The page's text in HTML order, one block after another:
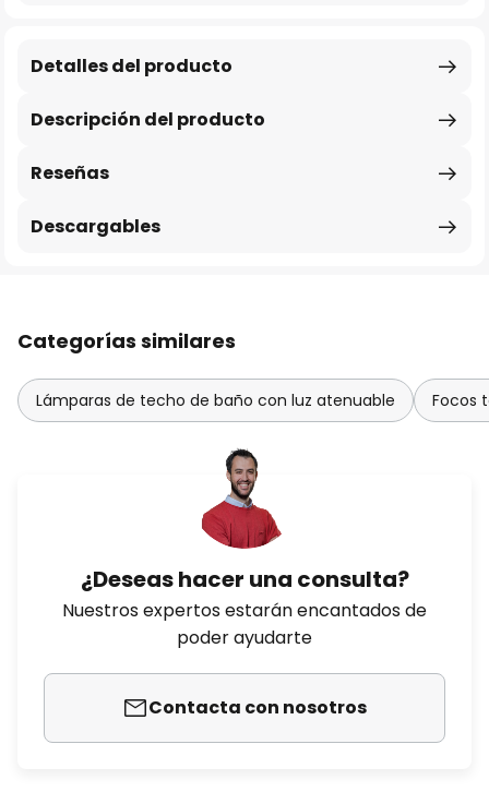
Descripción del producto
Detalles del producto
Reseñas
Descargables
Categorías similares
Lámparas de techo de baño con luz atenuable Focos
¿Deseas hacer una consulta?
Nuestros expertos estarán encantados de
poder ayudarte
Contacta con nosotros